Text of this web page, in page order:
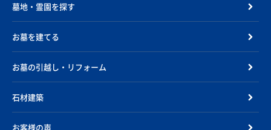
墓地・霊園を探す
お墓を建てる
お墓の引越し・リフォーム
石材建築
お客様の声